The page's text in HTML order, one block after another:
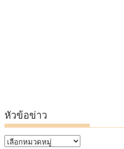
หัวข้อข่าว
หัวข้อ